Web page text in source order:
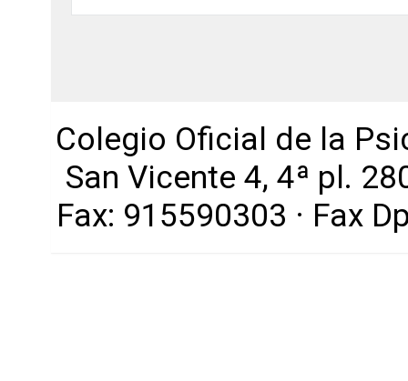
Colegio Oficial de la
San Vicente 4, 4ª pl.
Fax: 915590303 · Fax